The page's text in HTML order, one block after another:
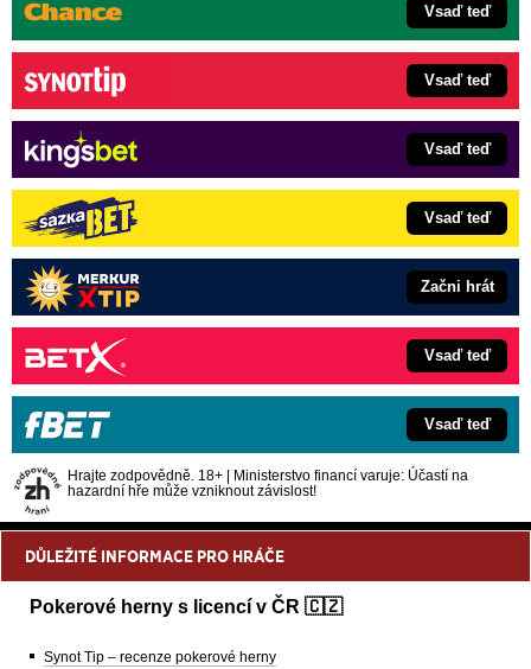
Vsaď teď
Vsaď teď
Vsaď teď
Vsaď teď
Začni hrát
Vsaď teď
Vsaď teď
Hrajte zodpovědně. 18+ | Ministerstvo financí varuje: Účastí na
hazardní hře může vzniknout závislost!
DŮLEŽITÉ INFORMACE PRO HRÁČE
Pokerové herny s licencí v ČR 🇨🇿
Synot Tip – recenze pokerové herny